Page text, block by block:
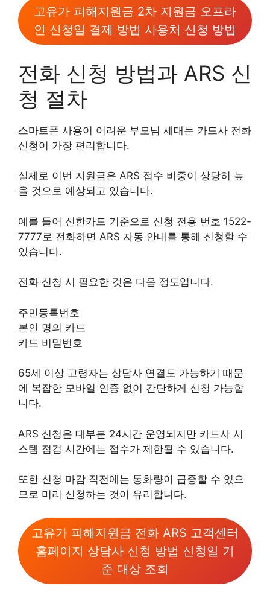
고유가 피해지원금 2차 지원금 오프라
인 신청일 결제 방법 사용처 신청 방법
전화 신청 방법과 ARS 신
청 절차
스마트폰 사용이 어려운 부모님 세대는 카드사 전화
신청이 가장 편리합니다.
실제로 이번 지원금은 ARS 접수 비중이 상당히 높
을 것으로 예상되고 있습니다.
예를 들어 신한카드 기준으로 신청 전용 번호 1522-
7777로 전화하면 ARS 자동 안내를 통해 신청할 수
있습니다.
전화 신청 시 필요한 것은 다음 정도입니다.
주민등록번호
본인 명의 카드
카드 비밀번호
65세 이상 고령자는 상담사 연결도 가능하기 때문
에 복잡한 모바일 인증 없이 간단하게 신청 가능합
니다.
ARS 신청은 대부분 24시간 운영되지만 카드사 시
스템 점검 시간에는 접수가 제한될 수 있습니다.
또한 신청 마감 직전에는 통화량이 급증할 수 있으
므로 미리 신청하는 것이 유리합니다.
고유가 피해지원금 전화 ARS 고객센터
홈페이지 상담사 신청 방법 신청일 기
준 대상 조회